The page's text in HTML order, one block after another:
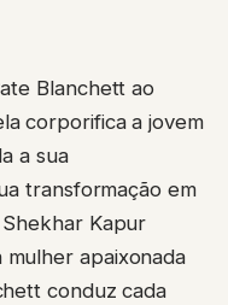
Blanchett ao
corporifica a jovem
a sua
transformação em
Kapur
apaixonada
conduz cada